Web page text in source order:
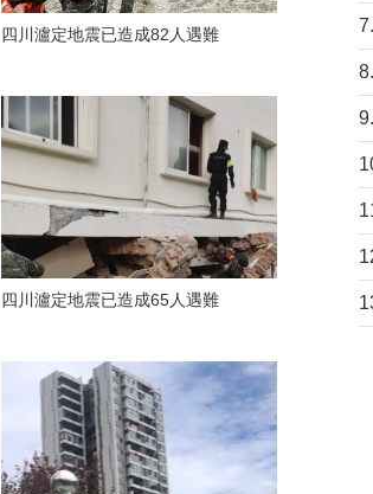
四川瀘定地震已造成82人遇難
四川瀘定地震已造成65人遇難